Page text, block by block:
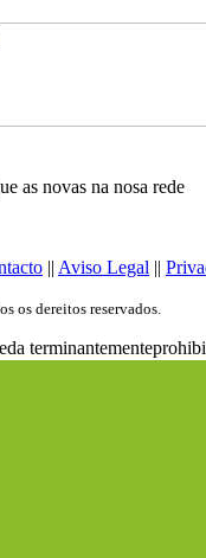
as novas na nosa rede
|| Aviso Legal ||
os dereitos reservados.